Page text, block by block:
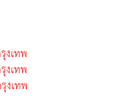
เทพ
เทพ
งเทพ